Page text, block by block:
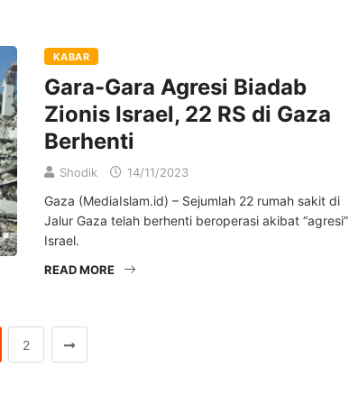
KABAR
Gara-Gara Agresi Biadab
Zionis Israel, 22 RS di Gaza
Berhenti
Shodik 14/11/2023
Gaza (MediaIslam.id) – Sejumlah 22 rumah sakit di
Jalur Gaza telah berhenti beroperasi akibat “agresi”
Israel.
READ MORE
2